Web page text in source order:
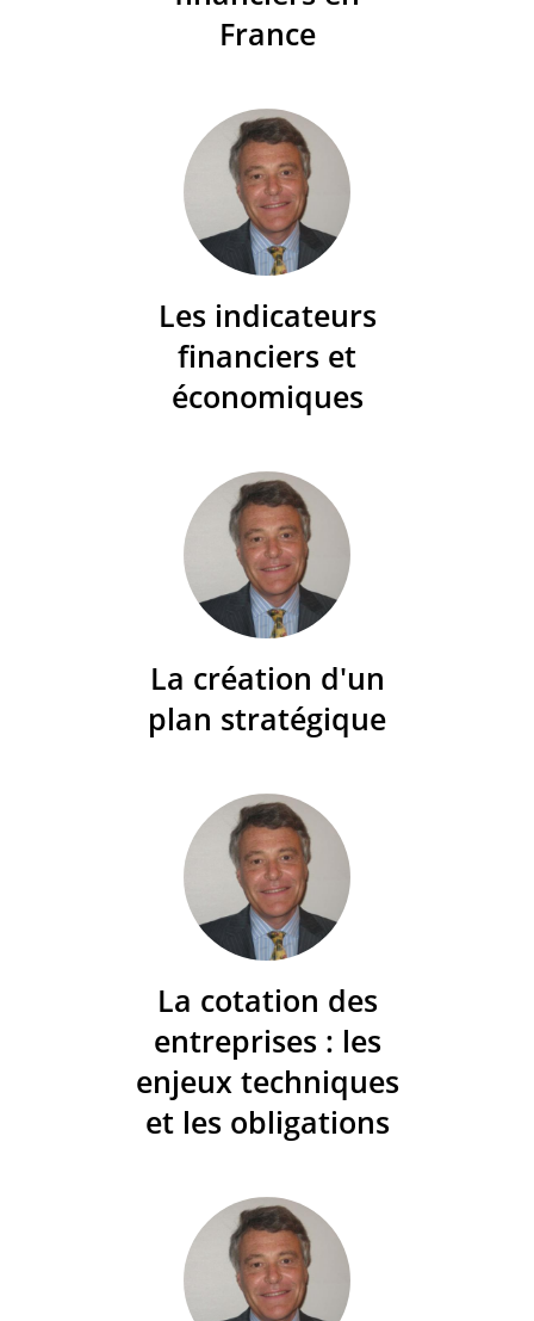
France
Les indicateurs
financiers et
économiques
La création d'un
plan stratégique
La cotation des
entreprises : les
enjeux techniques
et les obligations